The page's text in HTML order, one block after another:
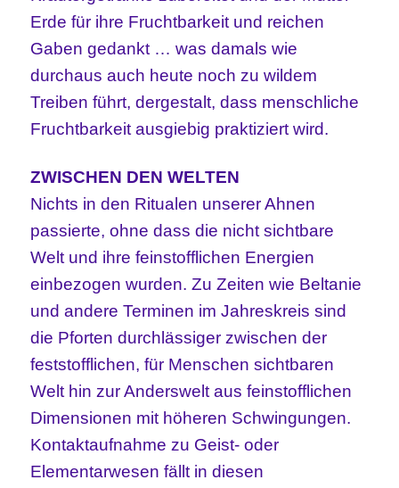
Erde für ihre Fruchtbarkeit und reichen
Gaben gedankt … was damals wie
durchaus auch heute noch zu wildem
Treiben führt, dergestalt, dass menschliche
Fruchtbarkeit ausgiebig praktiziert wird.
ZWISCHEN DEN WELTEN
Nichts in den Ritualen unserer Ahnen
passierte, ohne dass die nicht sichtbare
Welt und ihre feinstofflichen Energien
einbezogen wurden. Zu Zeiten wie Beltanie
und andere Terminen im Jahreskreis sind
die Pforten durchlässiger zwischen der
feststofflichen, für Menschen sichtbaren
Welt hin zur Anderswelt aus feinstofflichen
Dimensionen mit höheren Schwingungen.
Kontaktaufnahme zu Geist- oder
Elementarwesen fällt in diesen